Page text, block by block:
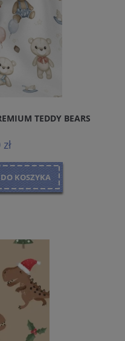
TEDDY BEARS
DO KOSZYKA